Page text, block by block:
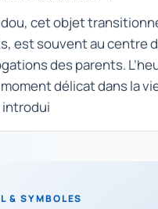
cet objet
est souvent au centre
des parents.
délicat dans la
introdui
& SYMBOLES